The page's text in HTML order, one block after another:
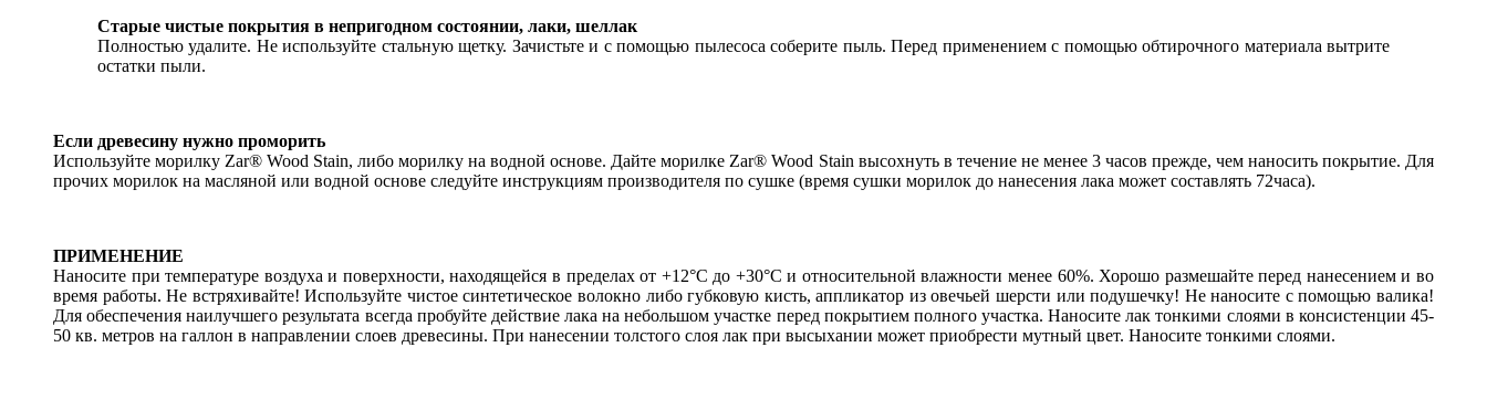
Старые чистые покрытия в непригодном состоянии, лаки, шеллак
Полностью удалите. Не используйте стальную щетку. Зачистьте и с помощью пылесоса соберите пыль. Перед применением с помощью обтирочного материала вытрите
остатки пыли.
Если древесину нужно проморить
Используйте морилку Zar® Wood Stain, либо морилку на водной основе. Дайте морилке Zar® Wood Stain высохнуть в течение не менее 3 часов прежде, чем наносить покрытие. Для
прочих морилок на масляной или водной основе следуйте инструкциям производителя по сушке (время сушки морилок до нанесения лака может составлять 72часа).
ПРИМЕНЕНИЕ
Наносите при температуре воздуха и поверхности, находящейся в пределах от +12°С до +30°С и относительной влажности менее 60%. Хорошо размешайте перед нанесением и во
время работы. Не встряхивайте! Используйте чистое синтетическое волокно либо губковую кисть, аппликатор из овечьей шерсти или подушечку! Не наносите с помощью валика!
Для обеспечения наилучшего результата всегда пробуйте действие лака на небольшом участке перед покрытием полного участка. Наносите лак тонкими слоями в консистенции 45-
50 кв. метров на галлон в направлении слоев древесины. При нанесении толстого слоя лак при высыхании может приобрести мутный цвет. Наносите тонкими слоями.